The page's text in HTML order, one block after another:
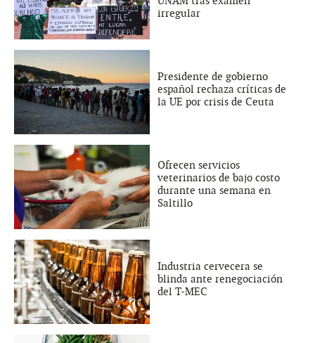
irregular
Presidente de gobierno
español rechaza críticas de
la UE por crisis de Ceuta
Ofrecen servicios
veterinarios de bajo costo
durante una semana en
Saltillo
Industria cervecera se
blinda ante renegociación
del T-MEC